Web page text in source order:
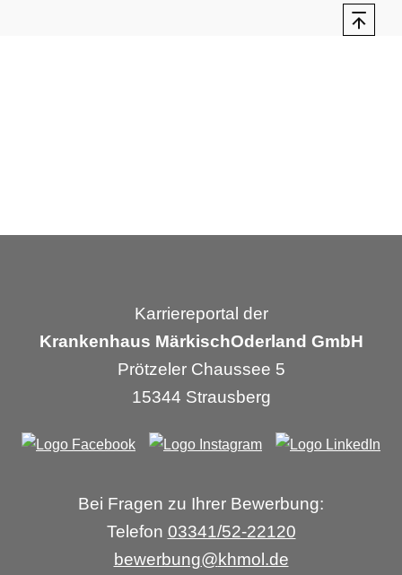
Karriereportal der
Krankenhaus MärkischOderland GmbH
Prötzeler Chaussee 5
15344 Strausberg
Bei Fragen zu Ihrer Bewerbung:
Telefon 03341/52-22120
bewerbung@khmol.de